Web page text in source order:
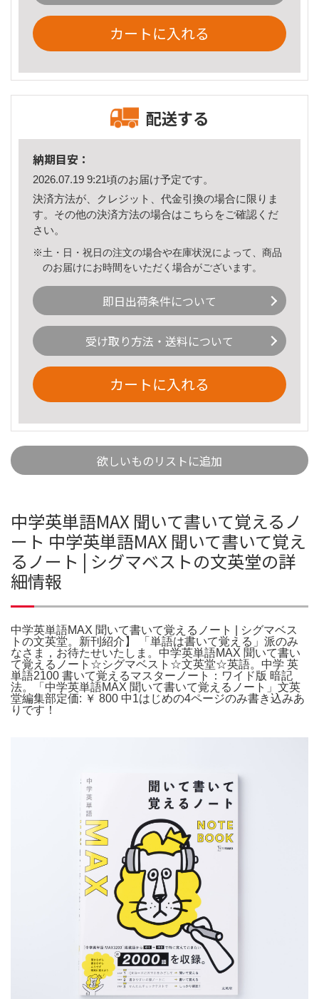
カートに入れる
配送する
納期目安：
2026.07.19 9:21頃のお届け予定です。
決済方法が、クレジット、代金引換の場合に限りま
す。その他の決済方法の場合はこちら をご確認くだ
さい。
※土・日・祝日の注文の場合や在庫状況によって、商品
のお届けにお時間をいただく場合がございます。
即日出荷条件について
受け取り方法・送料について
カートに入れる
欲しいものリストに追加
中学英単語MAX 聞いて書いて覚えるノ
ート 中学英単語MAX 聞いて書いて覚え
るノート | シグマベストの文英堂の詳
細情報
中学英単語MAX 聞いて書いて覚えるノート | シグマベス
トの文英堂。新刊紹介】 「単語は書いて覚える」派のみ
なさま，お待たせいたしま。中学英単語MAX 聞いて書い
て覚えるノート☆シグマベスト☆文英堂☆英語。中学 英
単語2100 書いて覚えるマスターノート：ワイド版 暗記
法。「中学英単語MAX 聞いて書いて覚えるノート」文英
堂編集部定価: ￥ 800 中1はじめの4ページのみ書き込みあ
りです！